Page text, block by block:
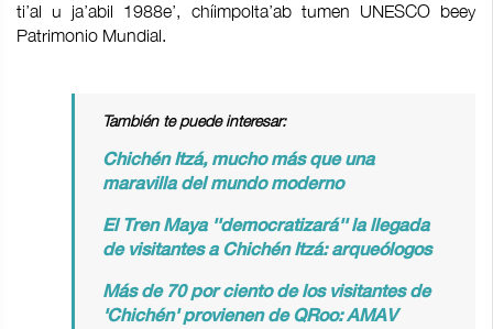
ti’al u ja’abil 1988e’, chíimpolta’ab tumen UNESCO beey
Patrimonio Mundial.
También te puede interesar:
Chichén Itzá, mucho más que una
maravilla del mundo moderno
El Tren Maya ''democratizará'' la llegada
de visitantes a Chichén Itzá: arqueólogos
Más de 70 por ciento de los visitantes de
'Chichén' provienen de QRoo: AMAV